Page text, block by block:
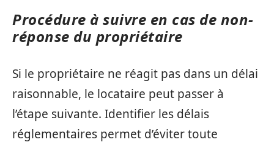
Procédure à suivre en cas de non-
réponse du propriétaire
Si le propriétaire ne réagit pas dans un délai
raisonnable, le locataire peut passer à
l’étape suivante. Identifier les délais
réglementaires permet d’éviter toute